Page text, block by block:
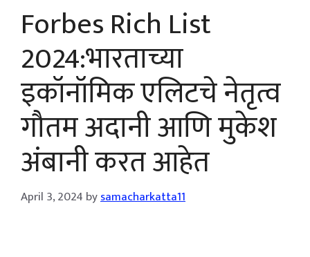
Forbes Rich List
2024:भारताच्या
इकॉनॉमिक एलिटचे नेतृत्व
गौतम अदानी आणि मुकेश
अंबानी करत आहेत
April 3, 2024 bysamacharkatta11